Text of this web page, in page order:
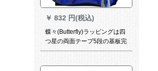
￥ 832 円(税込)
蝶々(Butterfly)ラッピングは四
つ星の両面テープ5段の基板完
成品を横にすくった。単拍TB-